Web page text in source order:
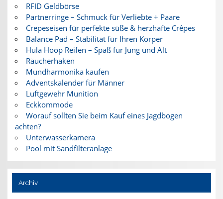
RFID Geldbörse
Partnerringe – Schmuck für Verliebte + Paare
Crepeseisen für perfekte süße & herzhafte Crêpes
Balance Pad – Stabilität für Ihren Körper
Hula Hoop Reifen – Spaß für Jung und Alt
Räucherhaken
Mundharmonika kaufen
Adventskalender für Männer
Luftgewehr Munition
Eckkommode
Worauf sollten Sie beim Kauf eines Jagdbogen
achten?
Unterwasserkamera
Pool mit Sandfilteranlage
Archiv